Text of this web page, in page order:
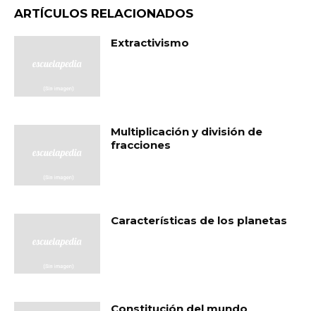
ARTÍCULOS RELACIONADOS
Extractivismo
Multiplicación y división de
fracciones
Características de los planetas